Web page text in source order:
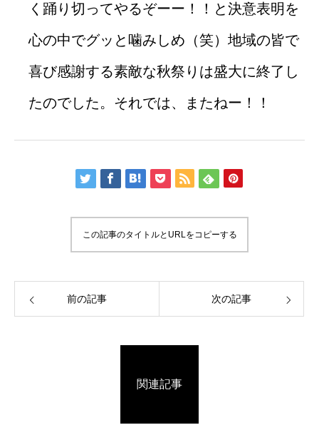
く踊り切ってやるぞーー！！と決意表明を
心の中でグッと噛みしめ（笑）地域の皆で
喜び感謝する素敵な秋祭りは盛大に終了し
たのでした。それでは、またねー！！
この記事のタイトルとURLをコピーする
前の記事 次の記事
関連記事